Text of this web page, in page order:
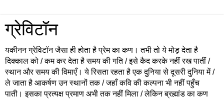
ग्रेविटॉन
यकीनन ग्रेविटॉन जैसा ही होता है प्रेम का कण। तभी तो ये मोड़ देता है
दिक्काल को / कम कर देता है समय की गति / इसे कैद करके नहीं रख पातीं /
स्थान और समय की विमाएँ। ये रिसता रहता है एक दुनिया से दूसरी दुनिया में /
ले जाता है आकर्षण उन स्थानों तक / जहाँ कवि की कल्पना भी नहीं पहुँच
पाती। इसका प्रत्यक्ष प्रमाण अभी तक नहीं मिला / लेकिन ब्रह्मांड का कण